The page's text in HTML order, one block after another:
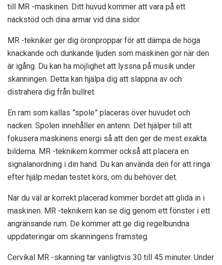
till MR -maskinen. Ditt huvud kommer att vara på ett
nackstöd och dina armar vid dina sidor.
MR -tekniker ger dig öronproppar för att dämpa de höga
knackande och dunkande ljuden som maskinen gör när den
är igång. Du kan ha möjlighet att lyssna på musik under
skanningen. Detta kan hjälpa dig att slappna av och
distrahera dig från bullret.
En ram som kallas ”spole” placeras över huvudet och
nacken. Spolen innehåller en antenn. Det hjälper till att
fokusera maskinens energi så att den ger de mest exakta
bilderna. MR -teknikern kommer också att placera en
signalanordning i din hand. Du kan använda den för att ringa
efter hjälp medan testet körs, om du behöver det.
När du väl är korrekt placerad kommer bordet att glida in i
maskinen. MR -teknikern kan se dig genom ett fönster i ett
angränsande rum. De kommer att ge dig regelbundna
uppdateringar om skanningens framsteg.
Cervikal MR -skanning tar vanligtvis 30 till 45 minuter. Under